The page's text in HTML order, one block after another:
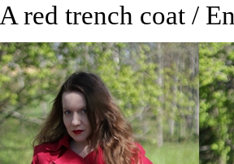
A red trench coat /